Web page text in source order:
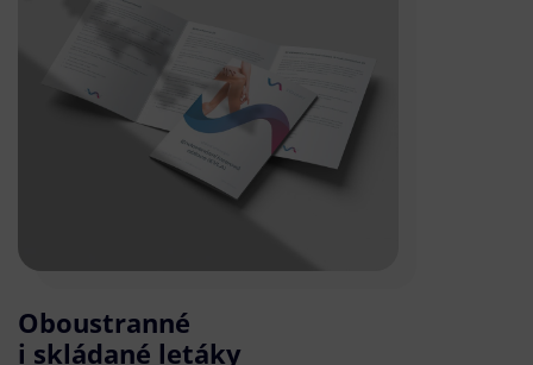
Oboustranné
i skládané letáky